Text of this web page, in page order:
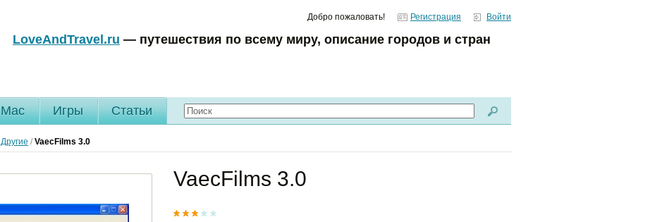
Добро пожаловать! Регистрация Войти
LoveAndTravel.ru — путешествия по всему миру, описание городов и стран
Mac Игры Статьи
Другие / VaecFilms 3.0
VaecFilms 3.0